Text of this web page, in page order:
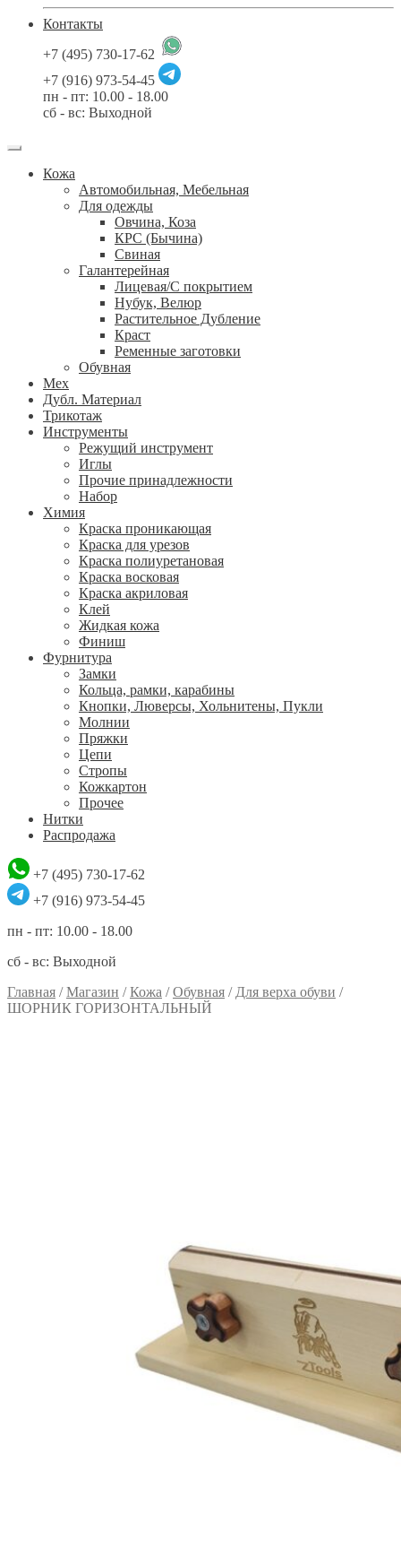
Контакты
+7 (495) 730-17-62
+7 (916) 973-54-45
пн - пт: 10.00 - 18.00
сб - вс: Выходной
Кожа
Автомобильная, Мебельная
Для одежды
Овчина, Коза
КРС (Бычина)
Свиная
Галантерейная
Лицевая/С покрытием
Нубук, Велюр
Растительное Дубление
Краст
Ременные заготовки
Обувная
Мех
Дубл. Материал
Трикотаж
Инструменты
Режущий инструмент
Иглы
Прочие принадлежности
Набор
Химия
Краска проникающая
Краска для урезов
Краска полиуретановая
Краска восковая
Краска акриловая
Клей
Жидкая кожа
Финиш
Фурнитура
Замки
Кольца, рамки, карабины
Кнопки, Люверсы, Хольнитены, Пукли
Молнии
Пряжки
Цепи
Стропы
Кожкартон
Прочее
Нитки
Распродажа
+7 (495) 730-17-62
+7 (916) 973-54-45
пн - пт: 10.00 - 18.00
сб - вс: Выходной
Главная /Магазин /Кожа /Обувная / Для верха обуви /
ШОРНИК ГОРИЗОНТАЛЬНЫЙ